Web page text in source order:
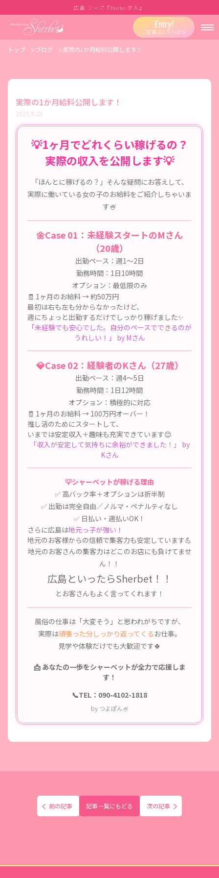
広島 ソープ『Sherbet求人』
Entry!
ご応募はこちらから
トップ ブログ 実際の1か月給料公開します！
実際の1か月給料公開します！
2025.9.25
💡1ヶ月でどれくらい稼げるの？
実際の収入を公開します💡
「ほんとに稼げるの？」そんな疑問にお答えして、
実際に働いている女の子のお給料をご紹介しちゃいま
す🍧
🌼Case 01：未経験スタートのMさん
（20歳）
出勤ペース：週1〜2日
勤務時間：1日10時間
オプション：最低限のみ
🧾 1ヶ月のお給料 → 約50万円
最初は右も左も分からなかったけど、
週にちょっと出勤するだけでしっかり稼げました✨
「未経験でも安心でした。自分のペースでできるのが
うれしい！」 by Mさん
💎Case 02：経験者のKさん（27歳）
出勤ペース：週4〜5日
勤務時間：1日12時間
オプション：積極的に対応
🧾 1ヶ月のお給料 → 100万円オーバー！
推し活のためにスタートして、
いまでは安定収入＋趣味も充実できています😊
「収入が安定して気持ちに余裕ができました！」 by
Kさん
💡シャーベットが稼げる理由
✅ 高バック率＋オプションは折半制
✅ 出勤は完全自由／ノルマ・ペナルティなし
✅ 日払い・週払いOK！
さらに広島は地元っ子が強い！
地元のお客様からの信頼で集客力も安定しています💪
地元のお客さんの集客力はどこのお店にも負けてませ
ん！！
広島といったらSherbet！！
とお客さんもよく言ってくれます！
風俗の仕事は「大変そう」と思われがちですが、
実際は頑張った分しっかり返ってくる お仕事。
見学や体験だけでも大歓迎です🍀
📩 あなたの一歩をシャーベットが全力で応援しま
す！
📞TEL：090-4102-1818
by つよぽん🍧
前の記事 記事一覧にもどる 次の記事